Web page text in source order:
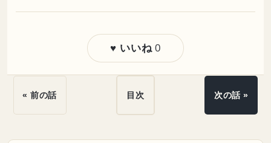
♥ いいね 0
« 前の話 目次 次の話 »